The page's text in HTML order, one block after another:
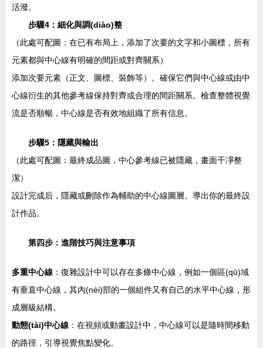
活潑。
步驟4：細化與調(diào)整
（此處可配圖：在已有布局上，添加了次要的文字和小圖標，所有
元素都與中心線有明確的間距或對齊關系）
添加次要元素（正文、圖標、裝飾等）。確保它們與中心線或由中
心線衍生的其他參考線保持對齊或合理的間距關系。檢查整體視覺
流是否順暢，中心線是否有效地組織了所有信息。
步驟5：隱藏與輸出
（此處可配圖：最終成品圖，中心參考線已被隱藏，畫面干凈整
潔）
設計完成后，隱藏或刪除作為輔助的中心線圖層。導出你的最終設
計作品。
第四步：進階技巧與注意事項
多重中心線 ：復雜設計中可以存在多條中心線，例如一個區(qū)域
有垂直中心線，其內(nèi)部的一個組件又有自己的水平中心線，形
成層級結構。
動態(tài)中心線 ：在視頻或動畫設計中，中心線可以是隨時間移動
的路徑，引導視覺焦點變化。